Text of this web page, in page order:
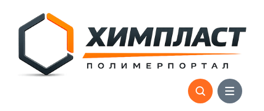
content